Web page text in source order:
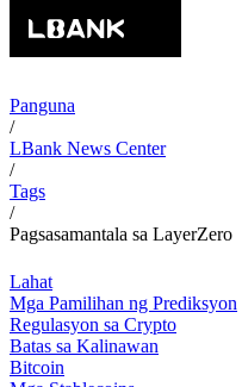
Panguna
/
LBank News Center
/
Tags
/
Pagsasamantala sa LayerZero
Lahat
Mga Pamilihan ng Prediksyon
Regulasyon sa Crypto
Batas sa Kalinawan
Bitcoin